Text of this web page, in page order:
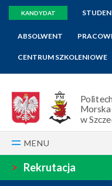
KANDYDAT
ABSOLWENT
CENTRUM SZKOLENIOWE
Morska
w
MENU
> Rekrutacja